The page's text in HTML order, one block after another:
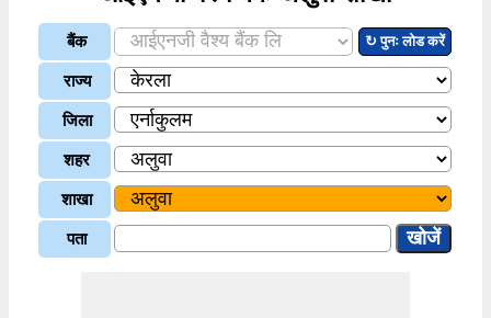
बैंक ↻ पुनः लोड करें
राज्य
जिला
शहर
शाखा
पता